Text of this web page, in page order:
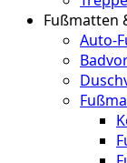
Fußmatten
Auto-